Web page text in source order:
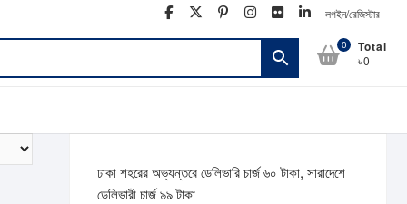
facebook
twitter
pinterest
instagram
flickrlinkedin
লগইন/রেজিস্টার
0 Total
৳0
ঢাকা শহরের অভ্যন্তরে ডেলিভারি চার্জ ৬০ টাকা, সারাদেশে
ডেলিভারী চার্জ ৯৯ টাকা